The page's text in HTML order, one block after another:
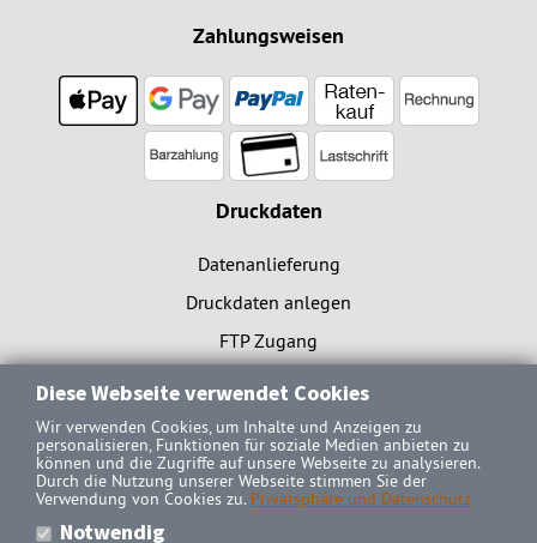
Zahlungsweisen
Druckdaten
Datenanlieferung
Druckdaten anlegen
FTP Zugang
Schilder Hamburg-Werbetechnik Hamburg-Aufkleber drucken Hamburg
Posterdruck Hamburg-Drucken Hamburg-Foliendruck Hamburg
Bannerdruck Hamburg-Folien Hamburg-Aufkleber Hamburg
Plakatdruck Hamburg -Postproduction Hamburg-Poster drucken Hamburg
Profilbuchstaben
Diese Webseite verwendet Cookies
Wir verwenden Cookies, um Inhalte und Anzeigen zu
personalisieren, Funktionen für soziale Medien anbieten zu
können und die Zugriffe auf unsere Webseite zu analysieren.
Durch die Nutzung unserer Webseite stimmen Sie der
Verwendung von Cookies zu. Privatsphäre und Datenschutz
Notwendig